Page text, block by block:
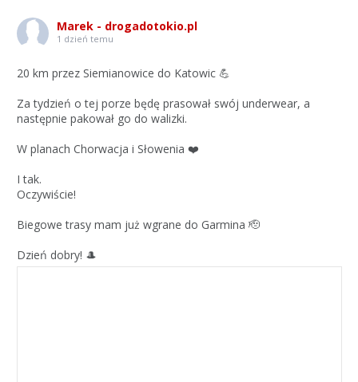
Marek - drogadotokio.pl
1 dzień temu
20 km przez Siemianowice do Katowic 💪
Za tydzień o tej porze będę prasował swój underwear, a
następnie pakował go do walizki.
W planach Chorwacja i Słowenia ❤️
I tak.
Oczywiście!
Biegowe trasy mam już wgrane do Garmina 🫡
Dzień dobry! 🎩